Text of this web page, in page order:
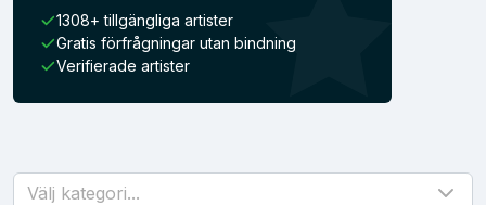
1308+ tillgängliga artister
Gratis förfrågningar utan bindning
Verifierade artister
Välj kategori...